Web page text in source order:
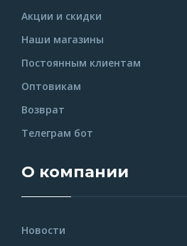
Акции и скидки
Наши магазины
Постоянным клиентам
Оптовикам
Возврат
Телеграм бот
О компании
Новости